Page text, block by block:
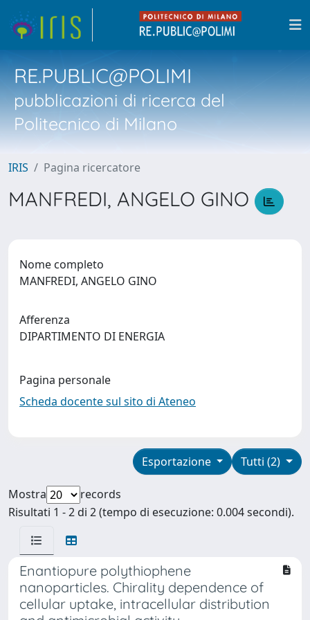
RE.PUBLIC@POLIMI
pubblicazioni di ricerca del
Politecnico di Milano
IRIS Pagina ricercatore
MANFREDI, ANGELO GINO
Nome completo
MANFREDI, ANGELO GINO
Afferenza
DIPARTIMENTO DI ENERGIA
Pagina personale
Scheda docente sul sito di Ateneo
Tutti (2)
Esportazione
Mostra
records
Risultati 1 - 2 di 2 (tempo di esecuzione: 0.004 secondi).
Enantiopure polythiophene
nanoparticles. Chirality dependence of
cellular uptake, intracellular distribution